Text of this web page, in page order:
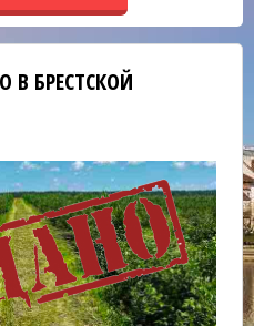
В БРЕСТСКОЙ